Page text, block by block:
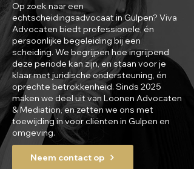
Op zoek naar een
echtscheidingsadvocaat in Gulpen? Viva
Advocaten biedt professionele, én
persoonlijke begeleiding bij een
scheiding. We begrijpen hoe ingrijpend
deze periode kan zijn, en staan voor je
klaar met juridische ondersteuning, én
oprechte betrokkenheid. Sinds 2025
maken we deel uit van Loonen Advocaten
& Mediation, en zetten we ons met
toewijding in voor cliënten in Gulpen en
omgeving.
Neem contact op